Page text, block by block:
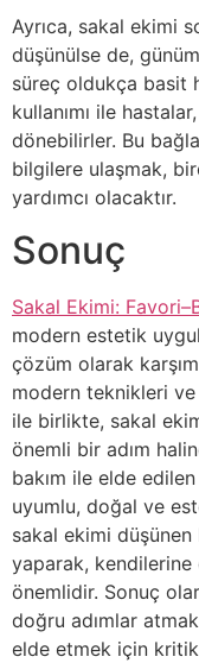
Ayrıca, sakal ekimi
düşünülse de,
süreç oldukça basit
kullanımı ile
dönebilirler. Bu
bilgilere ulaşmak,
yardımcı olacaktır.
Sonuç
Sakal Ekimi:
modern estetik
çözüm olarak
modern teknikleri ve
ile birlikte, sakal
önemli bir adım
bakım ile elde
uyumlu, doğal ve
sakal ekimi
yaparak, kendilerine
önemlidir. Sonuç
doğru adımlar
elde etmek için